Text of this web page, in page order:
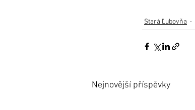
Stará Ľubovňa
Nejnovější příspěvky